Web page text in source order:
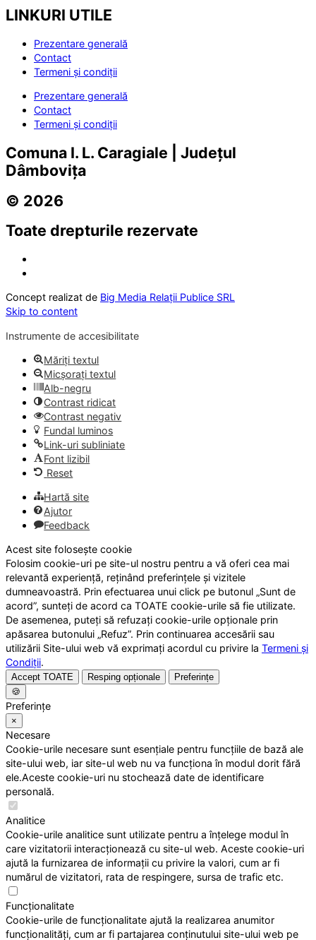
LINKURI UTILE
Prezentare generală
Contact
Termeni și condiții
Prezentare generală
Contact
Termeni și condiții
Comuna I. L. Caragiale | Județul
Dâmbovița
© 2026
Toate drepturile rezervate
Concept realizat de Big Media Relații Publice SRL
Skip to content
Instrumente de accesibilitate
Măriți textul
Micșorați textul
Alb-negru
Contrast ridicat
Contrast negativ
Fundal luminos
Link-uri subliniate
Font lizibil
Reset
Hartă site
Ajutor
Feedback
Acest site folosește cookie
Folosim cookie-uri pe site-ul nostru pentru a vă oferi cea mai
relevantă experiență, reținând preferințele și vizitele
dumneavoastră. Prin efectuarea unui click pe butonul „Sunt de
acord”, sunteți de acord ca TOATE cookie-urile să fie utilizate.
De asemenea, puteți să refuzați cookie-urile opționale prin
apăsarea butonului „Refuz”. Prin continuarea accesării sau
utilizării Site-ului web vă exprimați acordul cu privire la Termeni și
Condiții.
Accept TOATE Resping opționale
Preferințe
🍪
Preferințe
×
Necesare
Cookie-urile necesare sunt esențiale pentru funcțiile de bază ale
site-ului web, iar site-ul web nu va funcționa în modul dorit fără
ele.Aceste cookie-uri nu stochează date de identificare
personală.
Analitice
Cookie-urile analitice sunt utilizate pentru a înțelege modul în
care vizitatorii interacționează cu site-ul web. Aceste cookie-uri
ajută la furnizarea de informații cu privire la valori, cum ar fi
numărul de vizitatori, rata de respingere, sursa de trafic etc.
Funcționalitate
Cookie-urile de funcționalitate ajută la realizarea anumitor
funcționalități, cum ar fi partajarea conținutului site-ului web pe